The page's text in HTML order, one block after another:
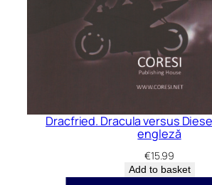
Dracfried. Dracula versus
engleză
€15.99
Add to basket